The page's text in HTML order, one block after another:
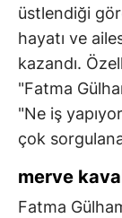
üstlendiği
hayatı ve
kazandı.
"Fatma
"Ne iş
çok
merve
Fatma